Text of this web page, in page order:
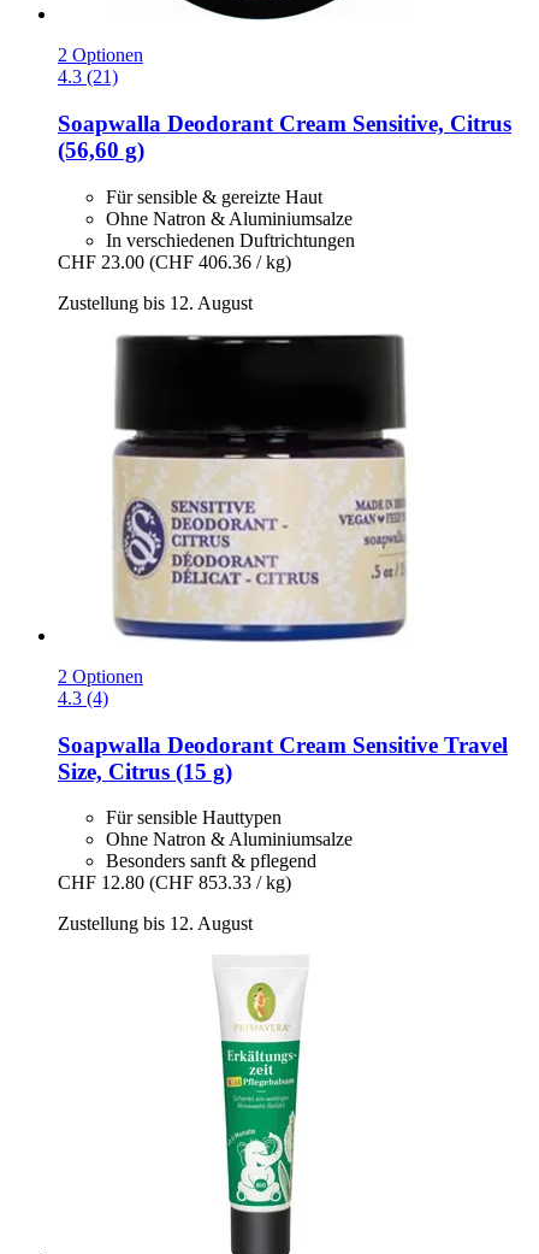
2 Optionen
4.3 (21)
Soapwalla Deodorant Cream Sensitive, Citrus
(56,60 g)
Für sensible & gereizte Haut
Ohne Natron & Aluminiumsalze
In verschiedenen Duftrichtungen
CHF 23.00 (CHF 406.36 / kg)
Zustellung bis 12. August
2 Optionen
4.3 (4)
Soapwalla Deodorant Cream Sensitive Travel
Size, Citrus (15 g)
Für sensible Hauttypen
Ohne Natron & Aluminiumsalze
Besonders sanft & pflegend
CHF 12.80 (CHF 853.33 / kg)
Zustellung bis 12. August